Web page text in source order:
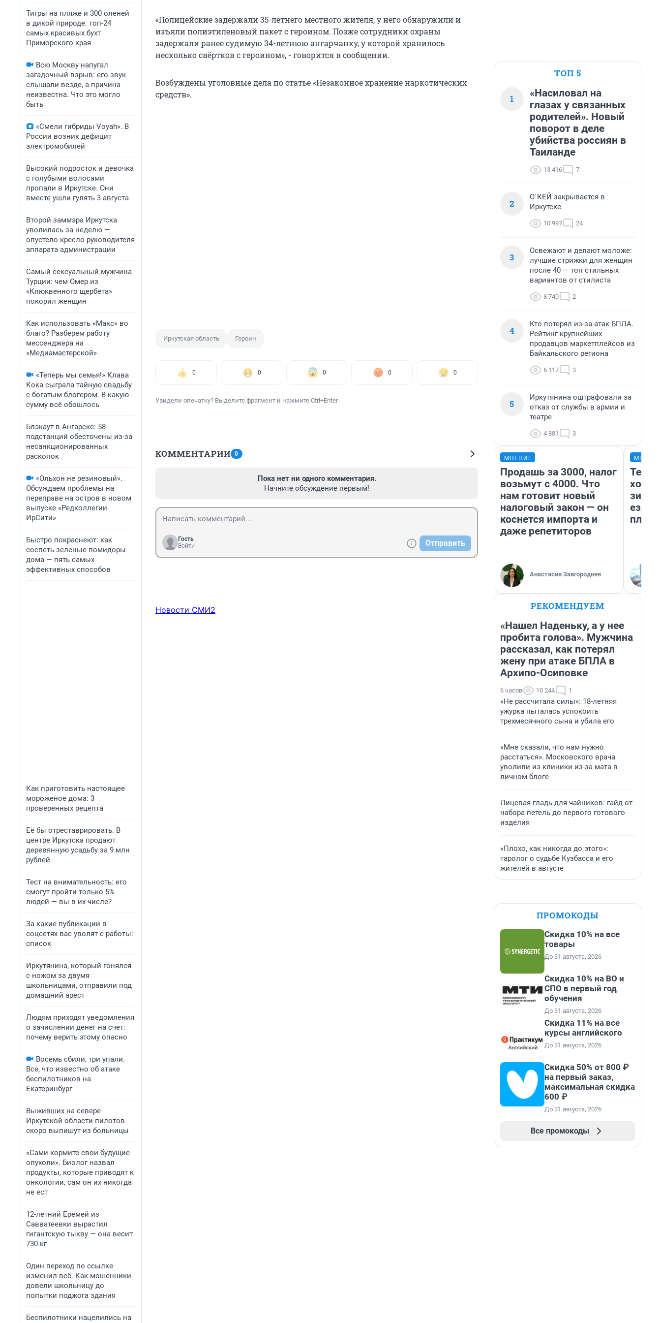
Тигры на пляже и 300 оленей
в дикой природе: топ-24
самых красивых бухт
Приморского края
Всю Москву напугал
загадочный взрыв: его звук
слышали везде, а причина
неизвестна. Что это могло
быть
«Смели гибриды Voyah». В
России возник дефицит
электромобилей
Высокий подросток и девочка
с голубыми волосами
пропали в Иркутске. Они
вместе ушли гулять 3 августа
Второй заммэра Иркутска
уволилась за неделю —
опустело кресло руководителя
аппарата администрации
Самый сексуальный мужчина
Турции: чем Омер из
«Клюквенного щербета»
покорил женщин
Как использовать «Макс» во
благо? Разберем работу
мессенджера на
«Медиамастерской»
«Теперь мы семья!» Клава
Кока сыграла тайную свадьбу
с богатым блогером. В какую
сумму всё обошлось
Блэкаут в Ангарске: 58
подстанций обесточены из-за
несанкционированных
раскопок
«Ольхон не резиновый».
Обсуждаем проблемы на
переправе на остров в новом
выпуске «Редколлегии
ИрСити»
Быстро покраснеют: как
соспеть зеленые помидоры
дома — пять самых
эффективных способов
Как приготовить настоящее
мороженое дома: 3
проверенных рецепта
Её бы отреставрировать. В
центре Иркутска продают
деревянную усадьбу за 9 млн
рублей
Тест на внимательность: его
смогут пройти только 5%
людей — вы в их числе?
За какие публикации в
соцсетях вас уволят с работы:
список
Иркутянина, который гонялся
с ножом за двумя
школьницами, отправили под
домашний арест
Людям приходят уведомления
о зачислении денег на счет:
почему верить этому опасно
Восемь сбили, три упали.
Все, что известно об атаке
беспилотников на
Екатеринбург
Выживших на севере
Иркутской области пилотов
скоро выпишут из больницы
«Сами кормите свои будущие
опухоли». Биолог назвал
продукты, которые приводят к
онкологии, сам он их никогда
не ест
12-летний Еремей из
Савватеевки вырастил
гигантскую тыкву — она весит
730 кг
Один переход по ссылке
изменил всё. Как мошенники
довели школьницу до
попытки поджога здания
Беспилотники нацелились на
«Полицейские задержали 35-летнего местного жителя, у него обнаружили и
изъяли полиэтиленовый пакет с героином. Позже сотрудники охраны
задержали ранее судимую 34-летнюю ангарчанку, у которой хранилось
несколько свёртков с героином», - говорится в сообщении.
Возбуждены уголовные дела по статье «Незаконное хранение наркотических
средств».
Иркутская область Героин
0 0 0 0 0
Увидели опечатку? Выделите фрагмент и нажмите Ctrl+Enter
КОММЕНТАРИИ 0
Пока нет ни одного комментария.
Начните обсуждение первым!
Гость
Войти
Отправить
Новости СМИ2
ТОП 5
1
«Насиловал на
глазах у связанных
родителей». Новый
поворот в деле
убийства россиян в
Таиланде
13 416 7
2
О`КЕЙ закрывается в
Иркутске
10 997 24
3
Освежают и делают моложе:
лучшие стрижки для женщин
после 40 — топ стильных
вариантов от стилиста
8 740 2
4
Кто потерял из-за атак БПЛА.
Рейтинг крупнейших
продавцов маркетплейсов из
Байкальского региона
6 117 3
5
Иркутянина оштрафовали за
отказ от службы в армии и
театре
4 881 3
МНЕНИЕ
Продашь за 3000, налог
возьмут с 4000. Что
нам готовит новый
налоговый закон — он
коснется импорта и
даже репетиторов
Анастасия Завгородняя
ездит
РЕКОМЕНДУЕМ
«Нашел Наденьку, а у нее
пробита голова». Мужчина
рассказал, как потерял
жену при атаке БПЛА в
Архипо-Осиповке
6 часов 10 244 1
«Не рассчитала силы»: 18-летняя
ужурка пыталась успокоить
трехмесячного сына и убила его
«Мне сказали, что нам нужно
расстаться». Московского врача
уволили из клиники из-за мата в
личном блоге
Лицевая гладь для чайников: гайд от
набора петель до первого готового
изделия
«Плохо, как никогда до этого»:
таролог о судьбе Кузбасса и его
жителей в августе
ПРОМОКОДЫ
Скидка 10% на все
товары
До 31 августа, 2026
Скидка 10% на ВО и
СПО в первый год
обучения
До 31 августа, 2026
Скидка 11% на все
курсы английского
До 31 августа, 2026
Скидка 50% от 800 ₽
на первый заказ,
максимальная скидка
600 ₽
До 31 августа, 2026
Все промокоды